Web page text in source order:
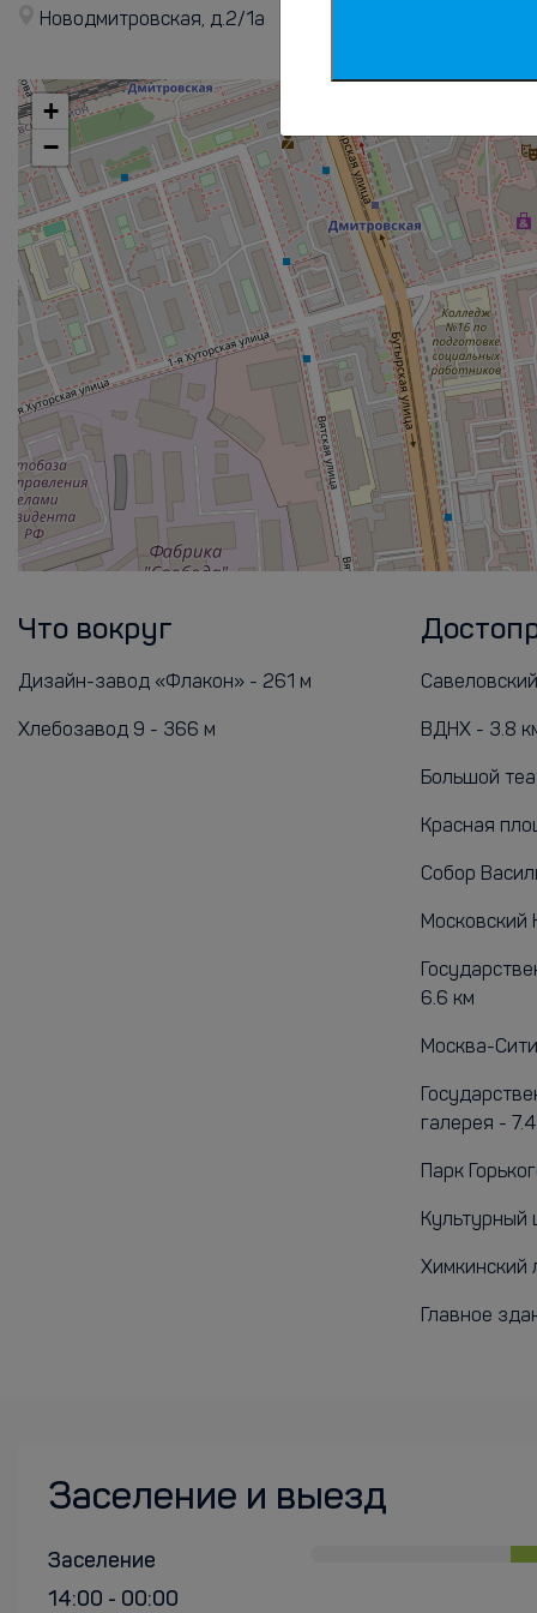
Новодмитровская, д.2/1а
+
−
Что вокруг
Дизайн-завод «Флакон» - 261 м
Хлебозавод 9 - 366 м ВДНХ - 3.8
Большой
Красная
Собор
Московский
6.6 км
Москва-Сити
галерея -
Парк
Культурный
Химкинский
Главное
Заселение и выезд
Заселение
14:00 - 00:00